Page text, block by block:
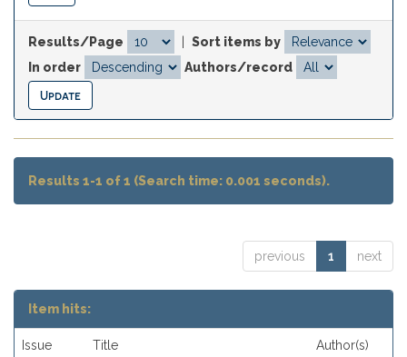
Results/Page
Sort items by
In order
Authors/record
Results 1-1 of 1 (Search time: 0.001 seconds).
previous 1 next
Item hits:
Issue
Title Author(s)